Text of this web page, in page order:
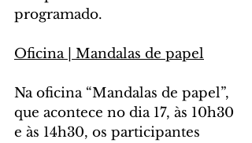
programado.
Oficina | Mandalas de papel
Na oficina “Mandalas de papel”,
que acontece no dia 17, às 10h30
e às 14h30, os participantes